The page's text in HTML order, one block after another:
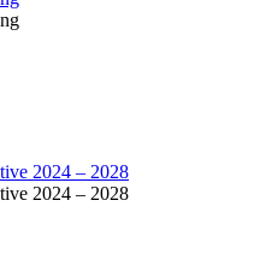
2024 – 2028
2024 – 2028